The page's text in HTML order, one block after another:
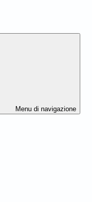
Menu di navigazione